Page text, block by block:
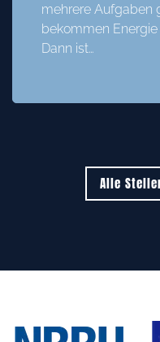
mehrere Aufgaben
bekommen
Dann ist…
Alle